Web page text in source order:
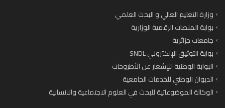
وزارة التعليم العالي و البحث العلمي
بوابة المنصات الرقمية الوزارية
جامعات جزائرية
بوابة التوثيق الإلكتروني SNDL
البوابة الوطنية للإشعار عن الأطروحات
الديوان الوطني للخدمات الجامعية
الوكالة الموضوعاتية للبحث في العلوم الاجتماعية والانسانية